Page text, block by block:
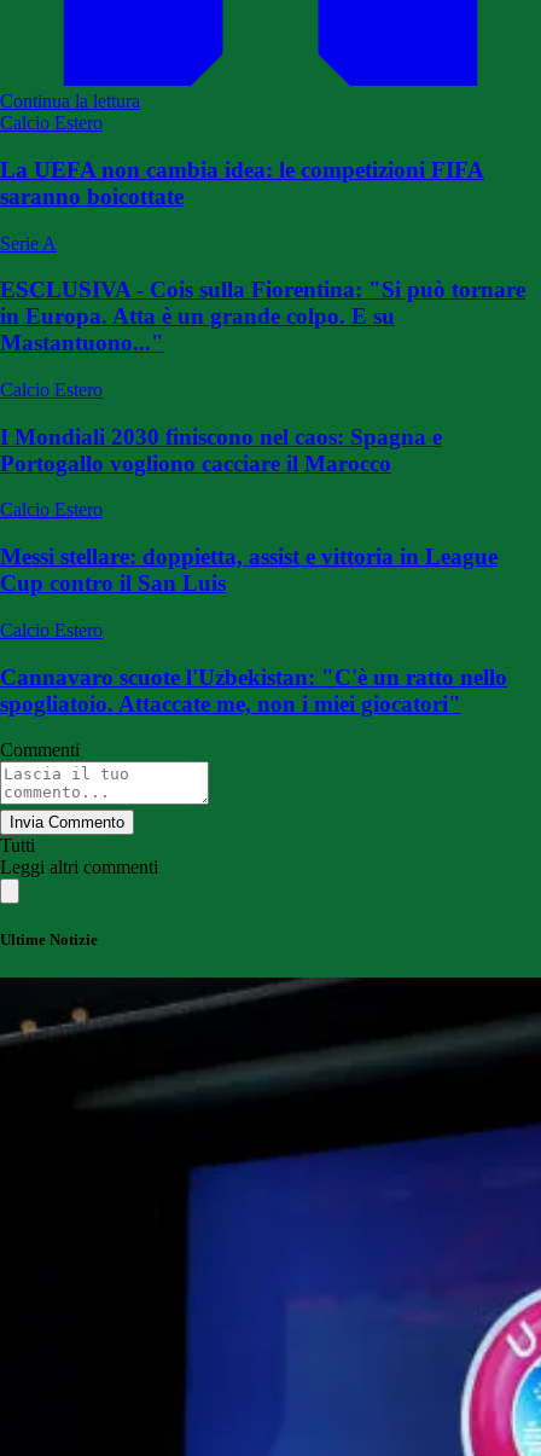
Continua la lettura
Calcio Estero
La UEFA non cambia idea: le competizioni FIFA
saranno boicottate
Serie A
ESCLUSIVA - Cois sulla Fiorentina: "Si può tornare
in Europa. Atta è un grande colpo. E su
Mastantuono..."
Calcio Estero
I Mondiali 2030 finiscono nel caos: Spagna e
Portogallo vogliono cacciare il Marocco
Calcio Estero
Messi stellare: doppietta, assist e vittoria in League
Cup contro il San Luis
Calcio Estero
Cannavaro scuote l'Uzbekistan: "C'è un ratto nello
spogliatoio. Attaccate me, non i miei giocatori"
Commenti
Invia Commento
Tutti
Leggi altri commenti
Ultime Notizie